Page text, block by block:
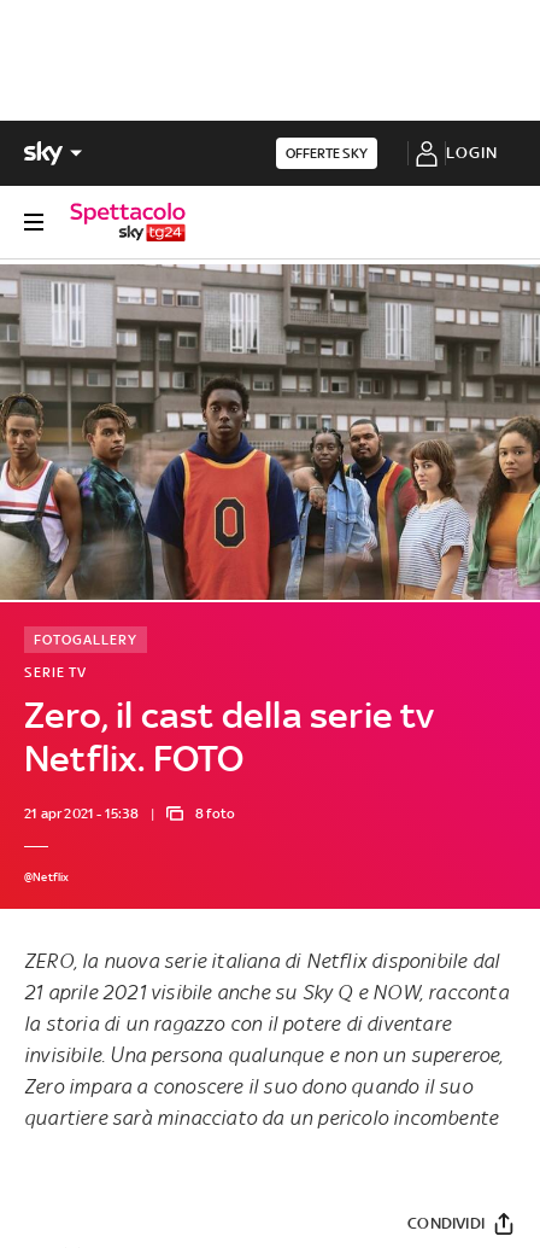
OFFERTE SKY LOGIN
Zero, il cast della serie tv
Netflix. FOTO
SERIE TV
FOTOGALLERY
21 apr 2021 - 15:38 8 foto
@Netflix
ZERO, la nuova serie italiana di Netflix disponibile dal
21 aprile 2021 visibile anche su Sky Q e NOW, racconta
la storia di un ragazzo con il potere di diventare
invisibile. Una persona qualunque e non un supereroe,
Zero impara a conoscere il suo dono quando il suo
quartiere sarà minacciato da un pericolo incombente
CONDIVIDI